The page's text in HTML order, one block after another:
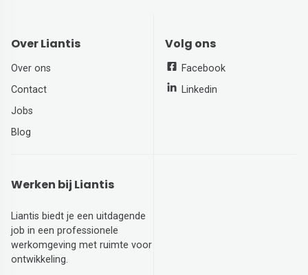
Over Liantis
Over ons
Contact
Jobs
Blog
Volg ons
Facebook
Linkedin
Werken bij Liantis
Liantis biedt je een uitdagende
job in een professionele
werkomgeving met ruimte voor
ontwikkeling.